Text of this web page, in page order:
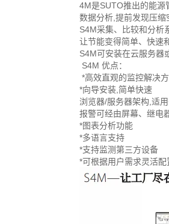
4M是SUTO推出的能源
数据分析,提前发现压
S4M采集、比较和分析
让节能变得简单、快速
S4M可安装在云服务器
S4M 优点：
*高效直观的监控解决
*向导安装,简单快速
浏览器/服务器架构,适
报警可经由屏幕、继电
*图表分析功能
*多语言支持
*支持监测第三方设备
*可根据用户需求灵活配